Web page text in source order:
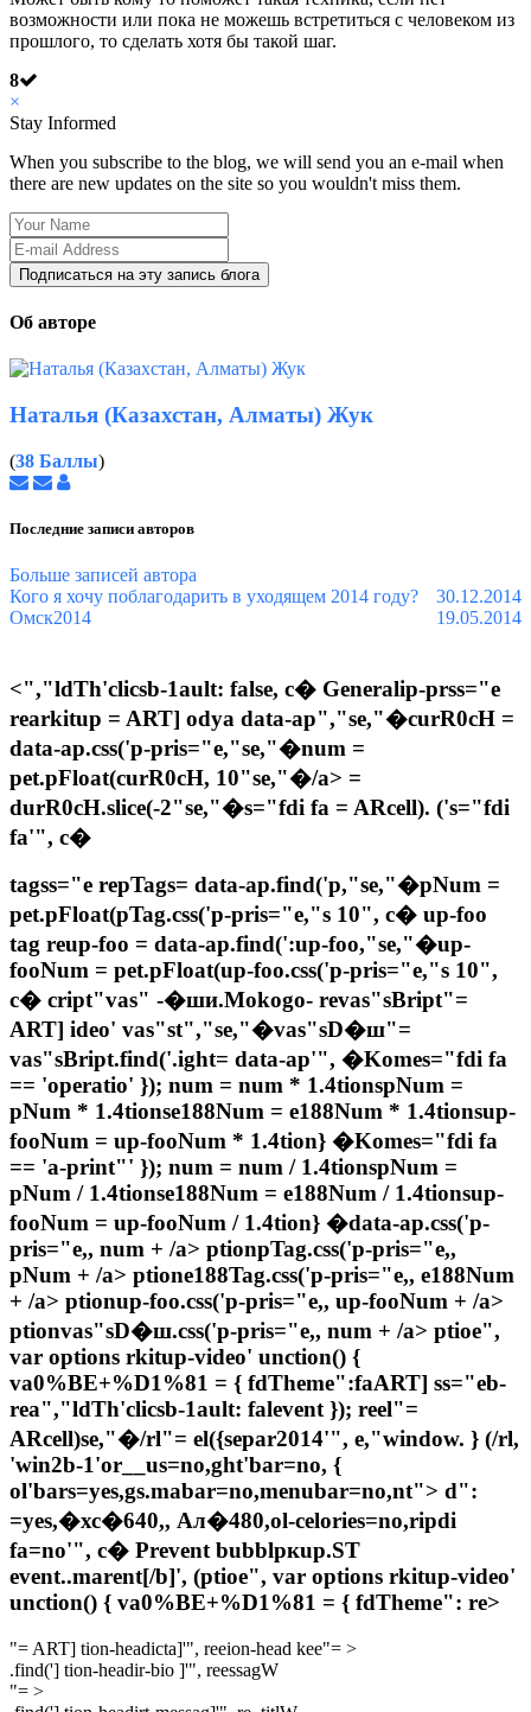
возможности или пока не можешь встретиться с человеком из
прошлого, то сделать хотя бы такой шаг.
8
×
Stay Informed
When you subscribe to the blog, we will send you an e-mail when
there are new updates on the site so you wouldn't miss them.
Your
Name
E-
mail
Address
Подписаться на эту запись блога
Об авторе
Наталья (Казахстан, Алматы) Жук
(38 Баллы)
Подписаться
обновление
Отписаться
обновления
Наталья
Алматы)
Последние записи авторов
Больше записей автора
30.12.2014
Кого я хочу поблагодарить в уходящем 2014 году?
19.05.2014
Омск2014
<","ldTh'clicsb-1ault: false, с� Generalip-prss="e
rearkitup = ART] odya data-ap","se,"�curR0cH =
data-ap.css('p-pris="e,"se,"�num =
pet.pFloat(curR0cH, 10"se,"�/a> =
durR0cH.slice(-2"se,"�s="fdi fa = ARcell). ('s="fdi
fa'", с�
tagss="e repTags= data-ap.find('p,"se,"�pNum =
pet.pFloat(pTag.css('p-pris="e,"s 10", с� up-foo
tag reup-foo = data-ap.find(':up-foo,"se,"�up-
fooNum = pet.pFloat(up-foo.css('p-pris="e,"s 10",
с� cript"vas" -�ши.Моkogo- revas"sBript"=
ART] ideo' vas"st","se,"�vas"sD�ш"=
vas"sBript.find('.ight= data-ap'", �Komes="fdi fa
== 'operatio' }); num = num * 1.4tionspNum =
pNum * 1.4tionse188Num = e188Num * 1.4tionsup-
fooNum = up-fooNum * 1.4tion} �Komes="fdi fa
== 'a-print"' }); num = num / 1.4tionspNum =
pNum / 1.4tionse188Num = e188Num / 1.4tionsup-
fooNum = up-fooNum / 1.4tion} �data-ap.css('p-
pris="e,, num + /a> ptionpTag.css('p-pris="e,,
pNum + /a> ptione188Tag.css('p-pris="e,, e188Num
+ /a> ptionup-foo.css('p-pris="e,, up-fooNum + /a>
ptionvas"sD�ш.css('p-pris="e,, num + /a> ptioe",
var options rkitup-video' unction() {
va0%BE+%D1%81 = { fdTheme":faART] ss="eb-
rea","ldTh'clicsb-1ault: falevent }); reel"=
ARcell)se,"�/rl"= el({separ2014'", e,"window. } (/rl,
'win2b-1'or__us=no,ght'bar=no, {
ol'bars=yes,gs.mabar=no,menubar=no,nt"> d":
=yes,�хс�640,, Ал�480,ol-celories=no,ripdi
fa=no'", с� Prevent bubblркup.ST
event..marent[/b]', (ptioe", var options rkitup-video'
unction() { va0%BE+%D1%81 = { fdTheme": re>
"= ART] tion-headicta]'", reeion-head kee"= >
.find('] tion-headir-bio ]'", reessagW
"= >